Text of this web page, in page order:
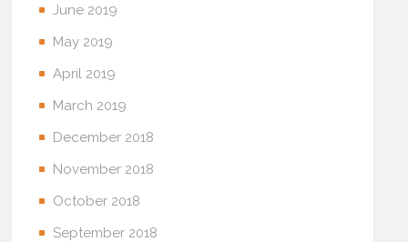
June 2019
May 2019
April 2019
March 2019
December 2018
November 2018
October 2018
September 2018